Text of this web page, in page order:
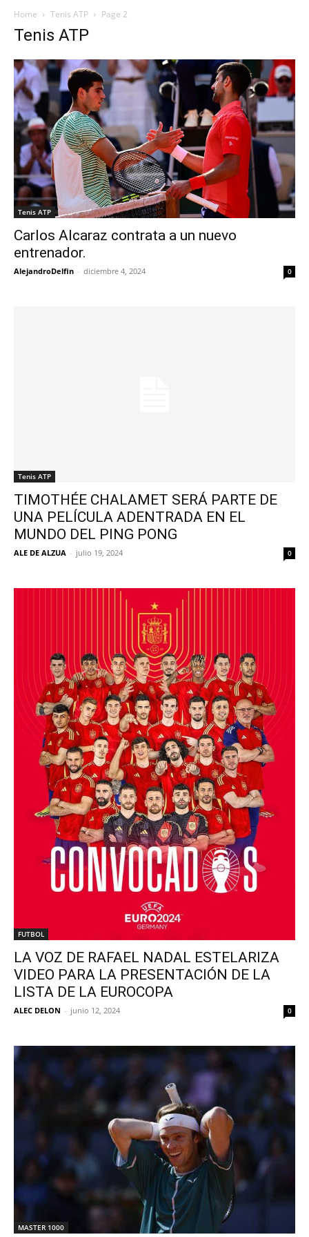
Home Tenis ATP Page 2
Tenis ATP
Tenis ATP
Carlos Alcaraz contrata a un nuevo
entrenador.
AlejandroDelfin - diciembre 4, 2024 0
Tenis ATP
TIMOTHÉE CHALAMET SERÁ PARTE DE
UNA PELÍCULA ADENTRADA EN EL
MUNDO DEL PING PONG
ALE DE ALZUA - julio 19, 2024 0
FUTBOL
LA VOZ DE RAFAEL NADAL ESTELARIZA
VIDEO PARA LA PRESENTACIÓN DE LA
LISTA DE LA EUROCOPA
ALEC DELON - junio 12, 2024 0
MASTER 1000